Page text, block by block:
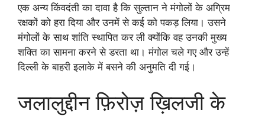
एक अन्य किंवदंती का दावा है कि सुल्तान ने मंगोलों के अग्रिम
रक्षकों को हरा दिया और उनमें से कई को पकड़ लिया। उसने
मंगोलों के साथ शांति स्थापित कर ली क्योंकि वह उनकी मुख्य
शक्ति का सामना करने से डरता था। मंगोल चले गए और उन्हें
दिल्ली के बाहरी इलाके में बसने की अनुमति दी गई।
जलालुद्दीन फ़िरोज़ ख़िलजी के